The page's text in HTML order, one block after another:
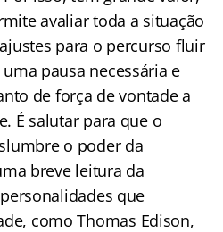
avaliar toda a situação
para o percurso fluir
pausa necessária e
de força de vontade a
É salutar para que o
o poder da
breve leitura da
que
como Thomas Edison,